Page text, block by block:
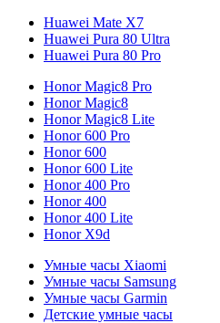
Huawei Mate X7
Huawei Pura 80 Ultra
Huawei Pura 80 Pro
Honor Magic8 Pro
Honor Magic8
Honor Magic8 Lite
Honor 600 Pro
Honor 600
Honor 600 Lite
Honor 400 Pro
Honor 400
Honor 400 Lite
Honor X9d
Умные часы Xiaomi
Умные часы Samsung
Умные часы Garmin
Детские умные часы